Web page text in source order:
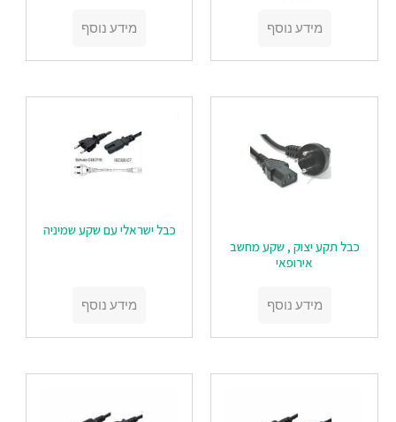
מידע נוסף מידע נוסף
כבל תקע יצוק , שקע מחשב
אירופאי
מידע נוסף
כבל ישראלי עם שקע שמיניה
מידע נוסף